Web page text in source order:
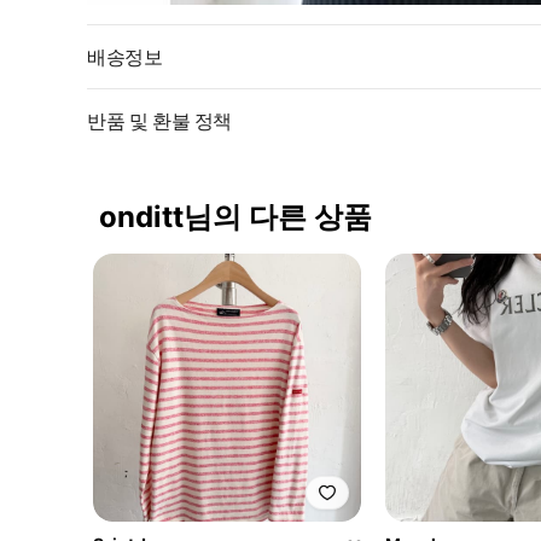
배송정보
반품 및 환불 정책
onditt님의 다른 상품